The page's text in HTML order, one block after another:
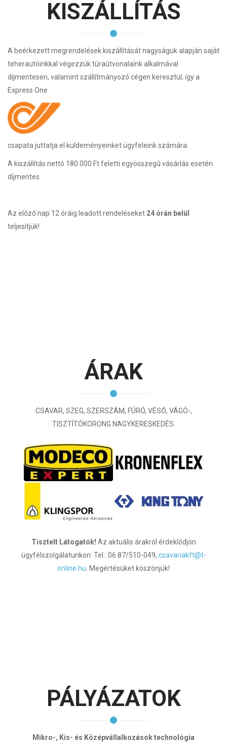
KISZÁLLÍTÁS
A beérkezett megrendelések kiszállítását nagyságuk alapján saját
teherautóinkkal végezzük túraútvonalaink alkalmával
díjmentesen, valamint szállítmányozó cégen keresztül; így a
Express One
csapata juttatja el küldeményeinket ügyfeleink számára.
A kiszállítás nettó 180 000 Ft feletti egyösszegű vásárlás esetén
díjmentes.
Az előző nap 12 óráig leadott rendeléseket 24 órán belül
teljesítjük!
ÁRAK
CSAVAR, SZEG, SZERSZÁM, FÚRÓ, VÉSŐ, VÁGÓ-,
TISZTÍTÓKORONG NAGYKERESKEDÉS.
Tisztelt Látogatók! Az aktuális árakról érdeklődjön
ügyfélszolgálatunkon: Tel.: 06 87/510-049, csavariakft@t-
online.hu . Megértésüket köszönjük!
PÁLYÁZATOK
Mikro-, Kis- és Középvállalkozások technológia